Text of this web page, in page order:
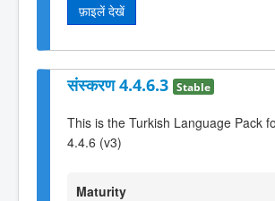
फ़ाइलें देखें
संस्करण 4.4.6.3 Stable
This is the Turkish Language Pack
4.4.6 (v3)
Maturity